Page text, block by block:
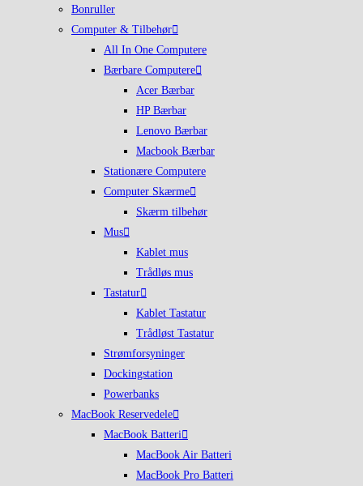
Bonruller
Computer & Tilbehør
All In One Computere
Bærbare Computere
Acer Bærbar
HP Bærbar
Lenovo Bærbar
Macbook Bærbar
Stationære Computere
Computer Skærme
Skærm tilbehør
Mus
Kablet mus
Trådløs mus
Tastatur
Kablet Tastatur
Trådløst Tastatur
Strømforsyninger
Dockingstation
Powerbanks
MacBook Reservedele
MacBook Batteri
MacBook Air Batteri
MacBook Pro Batteri